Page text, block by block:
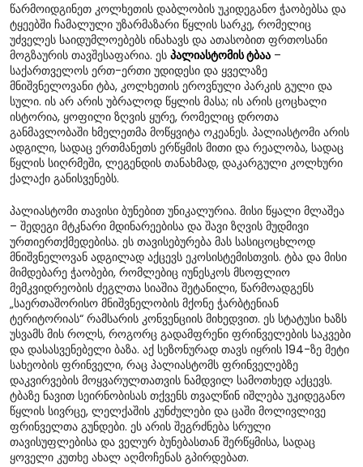
წარმოიდგინეთ კოლხეთის დაბლობის უკიდეგანო ჭაობებსა და
ტყეებში ჩამალული უზარმაზარი წყლის სარკე, რომელიც
უძველეს საიდუმლოებებს ინახავს და ათასობით ფრთოსანი
მოგზაურის თავშესაფარია. ეს პალიასტომის ტბაა –
საქართველოს ერთ-ერთი უდიდესი და ყველაზე
მნიშვნელოვანი ტბა, კოლხეთის ეროვნული პარკის გული და
სული. ის არ არის უბრალოდ წყლის მასა; ის არის ცოცხალი
ისტორია, ყოფილი ზღვის ყურე, რომელიც დროთა
განმავლობაში ხმელეთმა მოწყვიტა ოკეანეს. პალიასტომი არის
ადგილი, სადაც ერთმანეთს ერწყმის მითი და რეალობა, სადაც
წყლის სიღრმეში, ლეგენდის თანახმად, დაკარგული კოლხური
ქალაქი განისვენებს.
პალიასტომი თავისი ბუნებით უნიკალურია. მისი წყალი მლაშეა
– შედეგი მტკნარი მდინარეებისა და შავი ზღვის მუდმივი
ურთიერთქმედებისა. ეს თავისებურება მას სასიცოცხლოდ
მნიშვნელოვან ადგილად აქცევს ეკოსისტემისთვის. ტბა და მისი
მიმდებარე ჭაობები, რომლებიც იუნესკოს მსოფლიო
მემკვიდრეობის ძეგლთა სიაშია შეტანილი, წარმოადგენს
„საერთაშორისო მნიშვნელობის მქონე ჭარბტენიან
ტერიტორიას“ რამსარის კონვენციის მიხედვით. ეს სტატუსი ხაზს
უსვამს მის როლს, როგორც გადამფრენი ფრინველების საკვები
და დასასვენებელი ბაზა. აქ სეზონურად თავს იყრის 194-ზე მეტი
სახეობის ფრინველი, რაც პალიასტომს ფრინველებზე
დაკვირვების მოყვარულთათვის ნამდვილ სამოთხედ აქცევს.
ტბაზე ნავით სეირნობისას თქვენს თვალწინ იშლება უკიდეგანო
წყლის სივრცე, ლელქაშის კუნძულები და ცაში მოლივლივე
ფრინველთა გუნდები. ეს არის შეგრძნება სრული
თავისუფლებისა და ველურ ბუნებასთან შერწყმისა, სადაც
ყოველი კუთხე ახალ აღმოჩენას გპირდებათ.